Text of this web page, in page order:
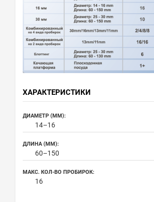
ХАРАКТЕРИСТИКИ
ДИАМЕТР (ММ):
14–16
ДЛИНА (ММ):
60–150
МАКС. КОЛ-ВО ПРОБИРОК:
16